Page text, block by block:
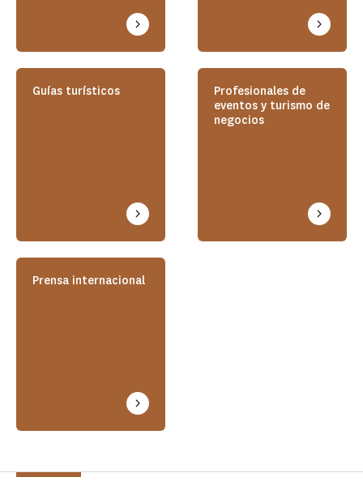
Guías turísticos
Profesionales de
eventos y turismo de
negocios
Prensa internacional